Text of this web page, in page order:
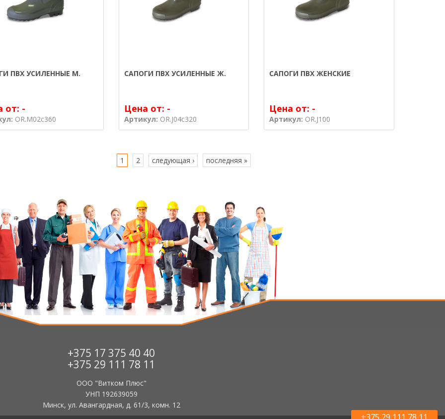
ПВХ УСИЛЕННЫЕ М.
от: -
OR.M02c360
САПОГИ ПВХ УСИЛЕННЫЕ Ж.
Цена от: -
Артикул: OR.J04c320
САПОГИ ПВХ ЖЕНСКИЕ
Цена от: -
Артикул: OR.J100
1 2 следующая › последняя »
+375 17 375 40 40
+375 29 111 78 11
ООО "Витком Плюс"
УНП 192639059
Минск, ул. Авангардная, д. 61/3, комн. 12